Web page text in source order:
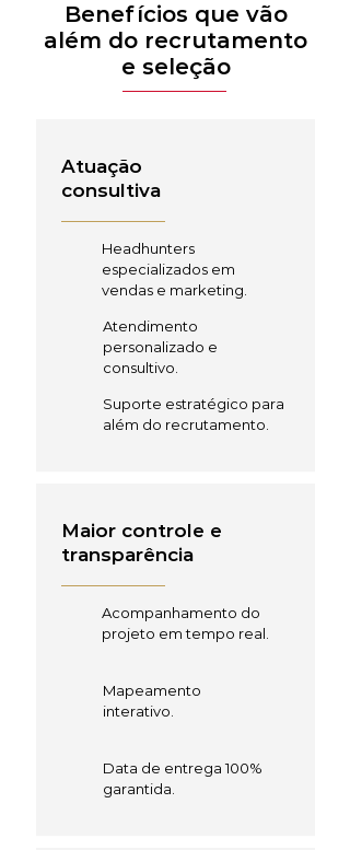
Benefícios que vão
além do recrutamento
e seleção
Atuação
consultiva
Headhunters
especializados em
vendas e marketing.
Atendimento
personalizado e
consultivo.
Suporte estratégico para
além do recrutamento.
Maior controle e
transparência
Acompanhamento do
projeto em tempo real.
Mapeamento
interativo.
Data de entrega 100%
garantida.